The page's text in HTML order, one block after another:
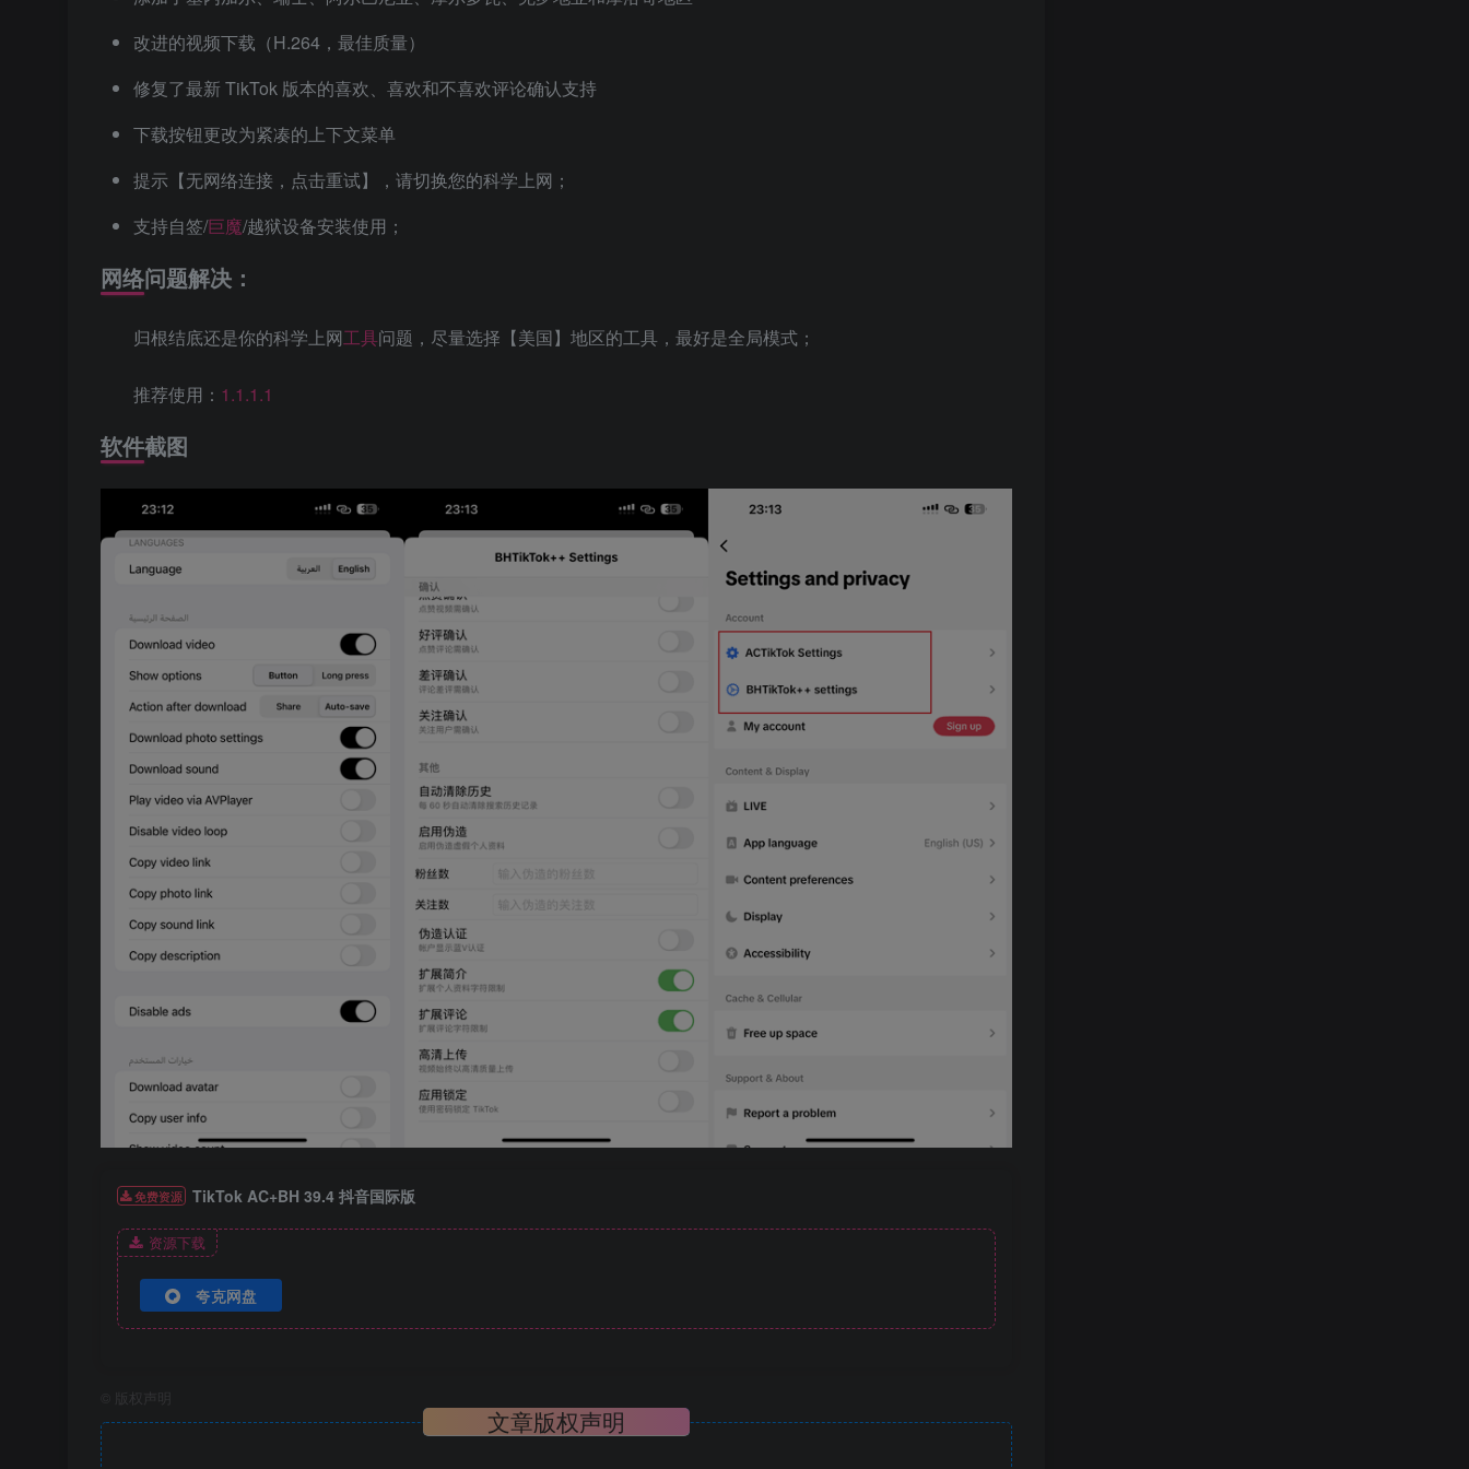
改进的视频下载（H.264，最佳质量）
修复了最新 TikTok 版本的喜欢、喜欢和不喜欢评论确认支持
下载按钮更改为紧凑的上下文菜单
提示【无网络连接，点击重试】，请切换您的科学上网；
支持自签/巨魔/越狱设备安装使用；
网络问题解决：
归根结底还是你的科学上网工具问题，尽量选择【美国】地区的工具，最好是全局模式；
推荐使用： 1.1.1.1
软件截图
免费资源 TikTok AC+BH 39.4 抖音国际版
资源下载
夸克网盘
版权声明
文章版权声明